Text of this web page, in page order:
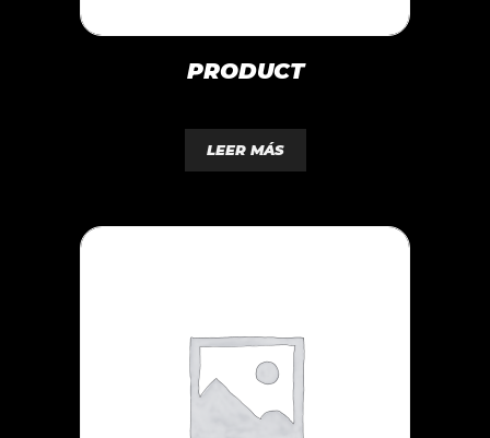
PRODUCT
0
d
e
5
LEER MÁS